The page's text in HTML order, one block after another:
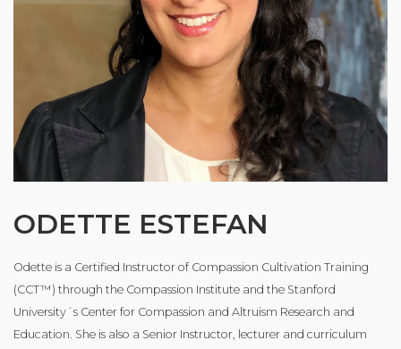
ODETTE ESTEFAN
Odette is a Certified Instructor of Compassion Cultivation Training
(CCT™) through the Compassion Institute and the Stanford
University´s Center for Compassion and Altruism Research and
Education. She is also a Senior Instructor, lecturer and curriculum